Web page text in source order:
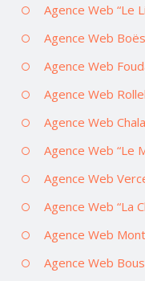
Agence Web “Le
Agence Web
Agence Web
Agence Web
Agence Web
Agence Web “Le
Agence Web
Agence Web “La
Agence Web
Agence Web